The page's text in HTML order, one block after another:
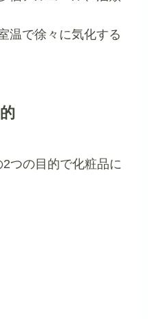
温で徐々に気化する
つの目的で化粧品に